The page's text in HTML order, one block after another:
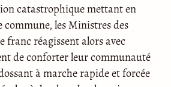
catastrophique mettant en
les Ministres des
franc réagissent alors avec
de conforter leur communauté
à marche rapide et forcée